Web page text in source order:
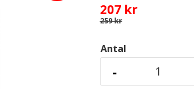
Nedsatt pris:
207kr
Ordinarie pris:
259kr
Antal
-